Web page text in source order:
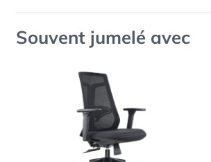
Souvent jumelé avec